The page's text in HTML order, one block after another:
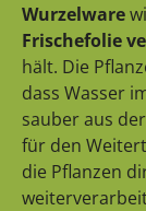
Wurzelware
Frischefolie
hält. Die
dass Wasser
sauber aus
für den
die Pflanzen